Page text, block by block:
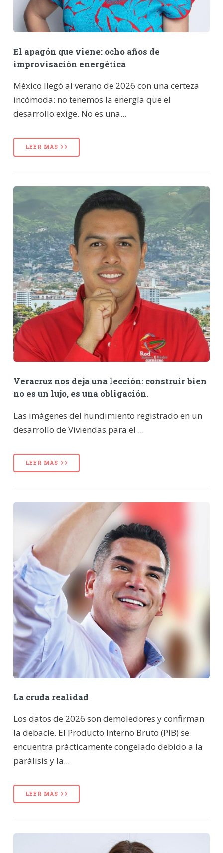
El apagón que viene: ocho años de
improvisación energética
México llegó al verano de 2026 con una certeza
incómoda: no tenemos la energía que el
desarrollo exige. No es una...
LEER MÁS
Veracruz nos deja una lección: construir bien
no es un lujo, es una obligación.
Las imágenes del hundimiento registrado en un
desarrollo de Viviendas para el ...
LEER MÁS
La cruda realidad
Los datos de 2026 son demoledores y confirman
la debacle. El Producto Interno Bruto (PIB) se
encuentra prácticamente congelado debido a la
parálisis y la...
LEER MÁS